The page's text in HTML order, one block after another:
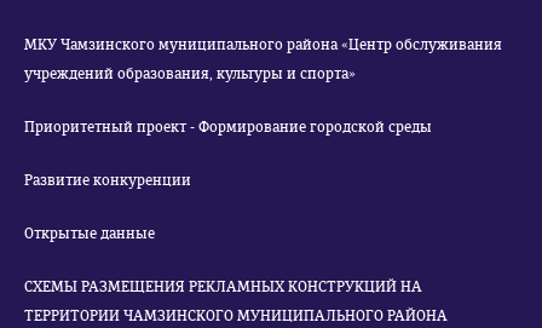
МКУ Чамзинского муниципального района «Центр обслуживания
учреждений образования, культуры и спорта»
Приоритетный проект - Формирование городской среды
Развитие конкуренции
Открытые данные
СХЕМЫ РАЗМЕЩЕНИЯ РЕКЛАМНЫХ КОНСТРУКЦИЙ НА
ТЕРРИТОРИИ ЧАМЗИНСКОГО МУНИЦИПАЛЬНОГО РАЙОНА